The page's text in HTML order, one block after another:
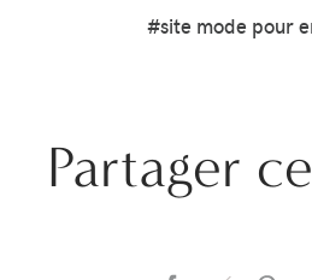
#site mode pour
Partager